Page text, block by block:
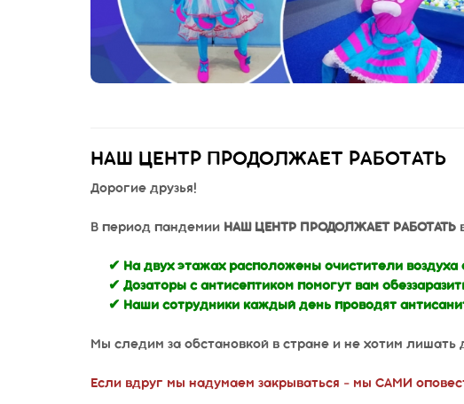
НАШ ЦЕНТР ПРОДОЛЖАЕТ РАБОТАТЬ
Дорогие друзья!
В период пандемии НАШ ЦЕНТР ПРОДОЛЖАЕТ РАБОТАТЬ
✔ На двух этажах расположены очистители воздуха
✔ Дозаторы с антисептиком помогут вам
✔ Наши сотрудники каждый день проводят
Мы следим за обстановкой в стране и не хотим лишать
Если вдруг мы надумаем закрываться - мы САМИ